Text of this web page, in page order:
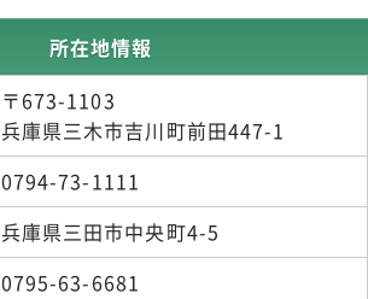
所在地情報
〒673-1103
兵庫県三木市吉川町前田447-1
0794-73-1111
兵庫県三田市中央町4-5
0795-63-6681